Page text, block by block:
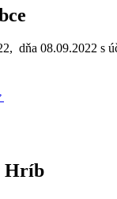
dňa 08.09.2022 s
Hríb